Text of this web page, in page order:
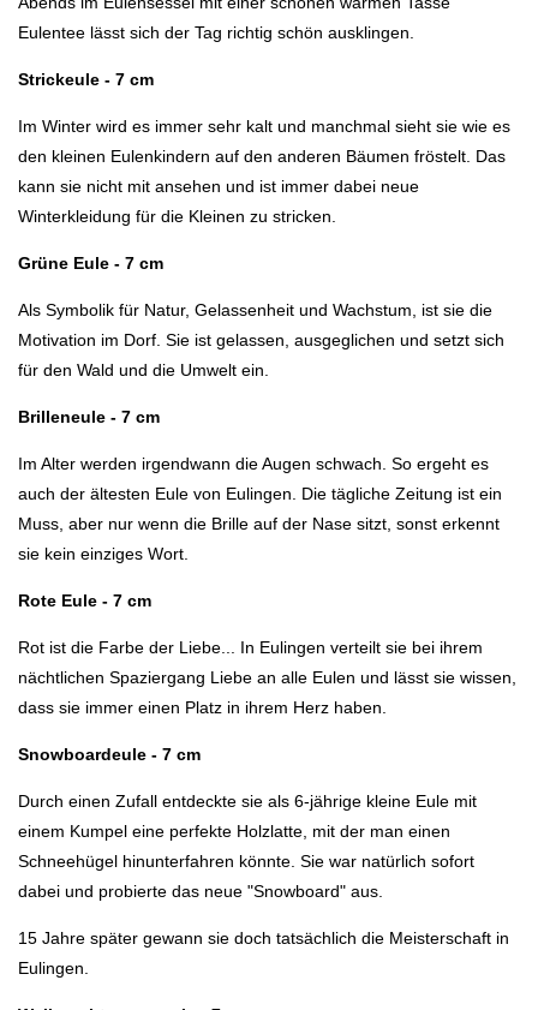
Eulentee lässt sich der Tag richtig schön ausklingen.
Strickeule - 7 cm
Im Winter wird es immer sehr kalt und manchmal sieht sie wie es
den kleinen Eulenkindern auf den anderen Bäumen fröstelt. Das
kann sie nicht mit ansehen und ist immer dabei neue
Winterkleidung für die Kleinen zu stricken.
Grüne Eule - 7 cm
Als Symbolik für Natur, Gelassenheit und Wachstum, ist sie die
Motivation im Dorf. Sie ist gelassen, ausgeglichen und setzt sich
für den Wald und die Umwelt ein.
Brilleneule - 7 cm
Im Alter werden irgendwann die Augen schwach. So ergeht es
auch der ältesten Eule von Eulingen. Die tägliche Zeitung ist ein
Muss, aber nur wenn die Brille auf der Nase sitzt, sonst erkennt
sie kein einziges Wort.
Rote Eule - 7 cm
Rot ist die Farbe der Liebe... In Eulingen verteilt sie bei ihrem
nächtlichen Spaziergang Liebe an alle Eulen und lässt sie wissen,
dass sie immer einen Platz in ihrem Herz haben.
Snowboardeule - 7 cm
Durch einen Zufall entdeckte sie als 6-jährige kleine Eule mit
einem Kumpel eine perfekte Holzlatte, mit der man einen
Schneehügel hinunterfahren könnte. Sie war natürlich sofort
dabei und probierte das neue "Snowboard" aus.
15 Jahre später gewann sie doch tatsächlich die Meisterschaft in
Eulingen.